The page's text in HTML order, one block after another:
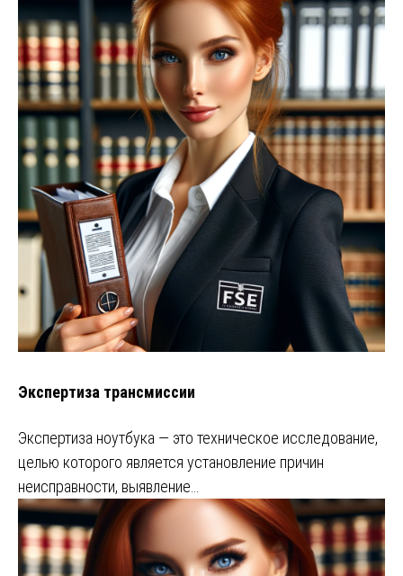
Экспертиза трансмиссии
Экспертиза ноутбука — это техническое исследование,
целью которого является установление причин
неисправности, выявление…